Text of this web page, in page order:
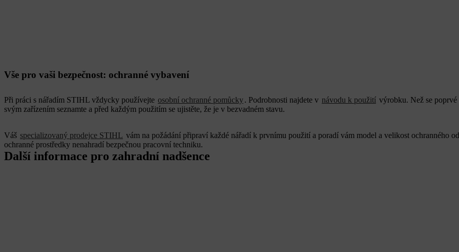
Vše pro vaši bezpečnost: ochranné vybavení
Při práci s nářadím STIHL vždycky používejte osobní ochranné pomůcky. Podrobnosti najdete v návodu k použití výrobku. Než se poprvé
svým zařízením seznamte a před každým použitím se ujistěte, že je v bezvadném stavu.
Váš specializovaný prodejce STIHL vám na požádání připraví každé nářadí k prvnímu použití a poradí vám model a velikost ochranného
ochranné prostředky nenahradí bezpečnou pracovní techniku.
Další informace pro zahradní nadšence